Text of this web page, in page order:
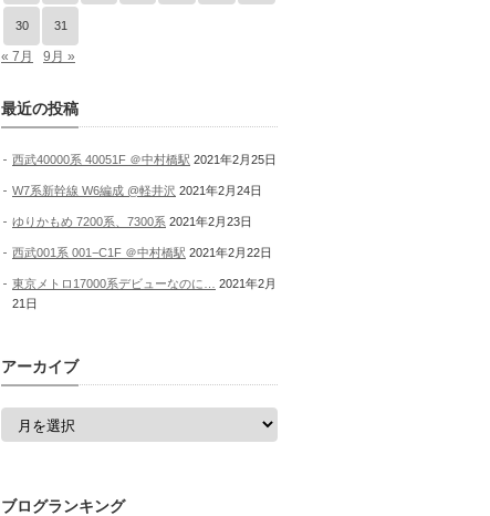
30 31
« 7月 9月 »
最近の投稿
西武40000系 40051F ＠中村橋駅 2021年2月25日
W7系新幹線 W6編成 @軽井沢 2021年2月24日
ゆりかもめ 7200系、7300系 2021年2月23日
西武001系 001−C1F ＠中村橋駅 2021年2月22日
東京メトロ17000系デビューなのに…
2021年2月
21日
アーカイブ
ブログランキング